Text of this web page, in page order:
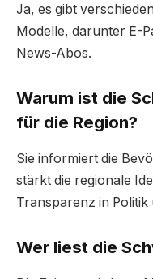
Ja, es gibt
Modelle, darunter E-
News-Abos.
Warum ist die
für die Region?
Sie informiert die
stärkt die regionale
Transparenz in Politik
Wer liest die